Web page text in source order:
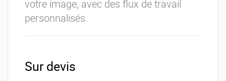
votre image, avec des flux de travail
personnalisés.
Sur devis